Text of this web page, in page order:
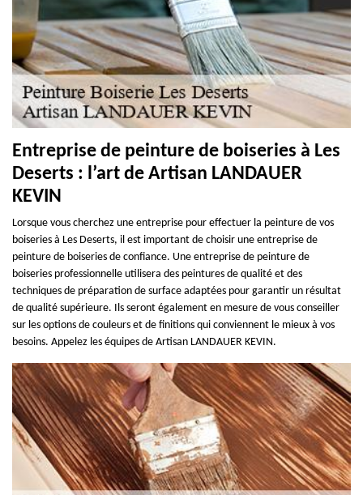
Entreprise de peinture de boiseries à Les
Deserts : l’art de Artisan LANDAUER
KEVIN
Lorsque vous cherchez une entreprise pour effectuer la peinture de vos
boiseries à Les Deserts, il est important de choisir une entreprise de
peinture de boiseries de confiance. Une entreprise de peinture de
boiseries professionnelle utilisera des peintures de qualité et des
techniques de préparation de surface adaptées pour garantir un résultat
de qualité supérieure. Ils seront également en mesure de vous conseiller
sur les options de couleurs et de finitions qui conviennent le mieux à vos
besoins. Appelez les équipes de Artisan LANDAUER KEVIN.